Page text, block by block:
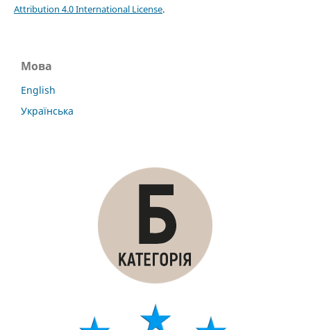
Attribution 4.0 International License.
Мова
English
Українська